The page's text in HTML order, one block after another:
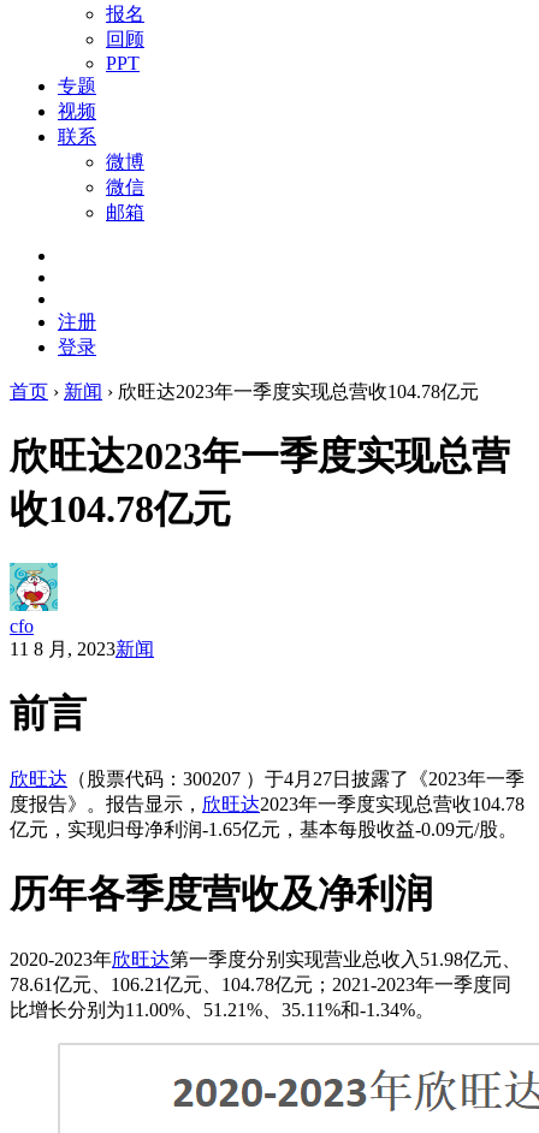
报名
回顾
PPT
专题
视频
联系
微博
微信
邮箱
注册
登录
首页 › 新闻 › 欣旺达2023年一季度实现总营收104.78亿元
欣旺达2023年一季度实现总营
收104.78亿元
cfo
11 8 月, 2023新闻
前言
欣旺达 （股票代码：300207 ）于4月27日披露了《2023年一季
度报告》。报告显示， 欣旺达2023年一季度实现总营收104.78
亿元，实现归母净利润-1.65亿元，基本每股收益-0.09元/股。
历年各季度营收及净利润
2020-2023年欣旺达第一季度分别实现营业总收入51.98亿元、
78.61亿元、106.21亿元、104.78亿元；2021-2023年一季度同
比增长分别为11.00%、51.21%、35.11%和-1.34%。